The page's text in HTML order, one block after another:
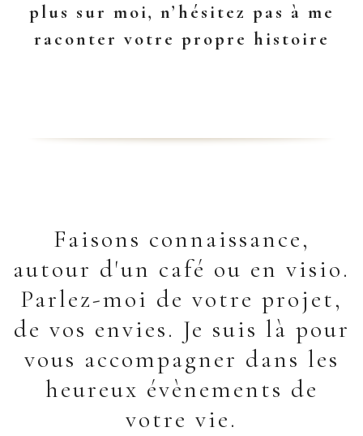
plus sur moi, n’hésitez pas à me
raconter votre propre histoire
Faisons connaissance,
autour d'un café ou en visio.
Parlez-moi de votre projet,
de vos envies. Je suis là pour
vous accompagner dans les
heureux évènements de
votre vie.